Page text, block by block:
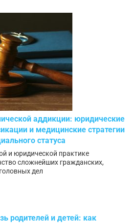
аддикции: юридические
и медицинские стратегии
статуса
и юридической практике
сложнейших гражданских,
дел
родителей и детей: как